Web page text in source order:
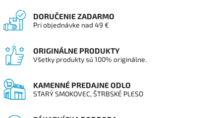
DORUČENIE ZADARMO
Pri objednávke nad 49 €
ORIGINÁLNE PRODUKTY
Všetky produkty sú 100% originálne.
KAMENNÉ PREDAJNE ODLO
STARÝ SMOKOVEC, ŠTRBSKÉ PLESO